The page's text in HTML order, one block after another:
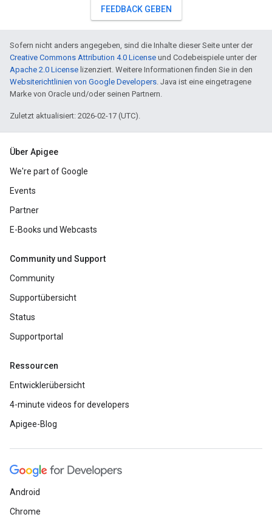
FEEDBACK GEBEN
Sofern nicht anders angegeben, sind die Inhalte dieser Seite unter der
Creative Commons Attribution 4.0 License und Codebeispiele unter der
Apache 2.0 License lizenziert. Weitere Informationen finden Sie in den
Websiterichtlinien von Google Developers. Java ist eine eingetragene
Marke von Oracle und/oder seinen Partnern.
Zuletzt aktualisiert: 2026-02-17 (UTC).
Über Apigee
We're part of Google
Events
Partner
E-Books und Webcasts
Community und Support
Community
Supportübersicht
Status
Supportportal
Ressourcen
Entwicklerübersicht
4-minute videos for developers
Apigee-Blog
Android
Chrome